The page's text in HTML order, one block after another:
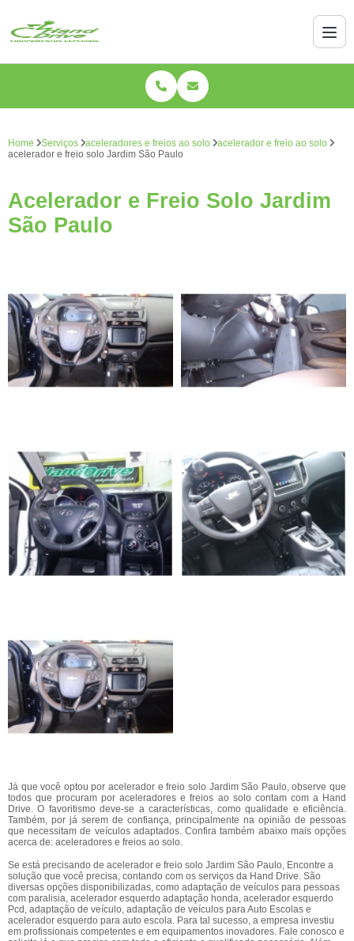
Home Serviços aceleradores e freios ao solo
acelerador e freio ao solo
acelerador e freio solo Jardim São Paulo
Acelerador e Freio Solo Jardim
São Paulo
Já que você optou por acelerador e freio solo Jardim São Paulo, observe que
todos que procuram por aceleradores e freios ao solo contam com a Hand
Drive. O favoritismo deve-se a características, como qualidade e eficiência.
Também, por já serem de confiança, principalmente na opinião de pessoas
que necessitam de veículos adaptados. Confira também abaixo mais opções
acerca de: aceleradores e freios ao solo.
Se está precisando de acelerador e freio solo Jardim São Paulo, Encontre a
solução que você precisa, contando com os serviços da Hand Drive. São
diversas opções disponibilizadas, como adaptação de veículos para pessoas
com paralisia, acelerador esquerdo adaptação honda, acelerador esquerdo
Pcd, adaptação de veículo, adaptação de veículos para Auto Escolas e
acelerador esquerdo para auto escola. Para tal sucesso, a empresa investiu
em profissionais competentes e em equipamentos inovadores. Fale conosco e